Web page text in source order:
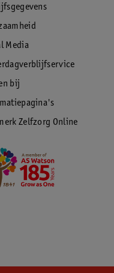
Media
bij
Zelfzorg Online